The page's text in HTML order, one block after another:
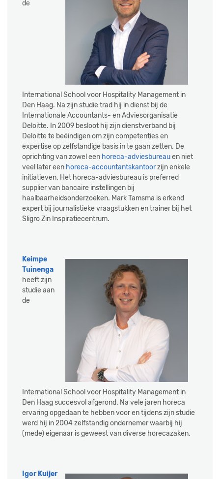
de
International School voor Hospitality Management in
Den Haag. Na zijn studie trad hij in dienst bij de
Internationale Accountants- en Adviesorganisatie
Deloitte. In 2009 besloot hij zijn dienstverband bij
Deloitte te beëindigen om zijn competenties en
expertise op zelfstandige basis in te gaan zetten. De
oprichting van zowel een horeca-adviesbureauen niet
veel later een horeca-accountantskantoorzijn enkele
initiatieven. Het horeca-adviesbureau is preferred
supplier van bancaire instellingen bij
haalbaarheidsonderzoeken. Mark Tamsma is erkend
expert bij journalistieke vraagstukken en trainer bij het
Sligro Zin Inspiratiecentrum.
Keimpe
Tuinenga
heeft zijn
studie aan
de
International School voor Hospitality Management in
Den Haag succesvol afgerond. Na vele jaren horeca
ervaring opgedaan te hebben voor en tijdens zijn studie
werd hij in 2004 zelfstandig ondernemer waarbij hij
(mede) eigenaar is geweest van diverse horecazaken.
Igor Kuijer